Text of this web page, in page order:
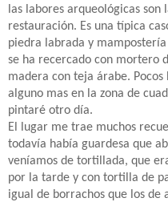
las labores arqueológicas son
restauración. Es una típica
piedra labrada y
se ha recercado con mortero
madera con teja árabe.
alguno mas en la zona de
pintaré otro día.
El lugar me trae muchos
todavía había guardesa que
veníamos de tortillada, que
por la tarde y con tortilla de
igual de borrachos que los de